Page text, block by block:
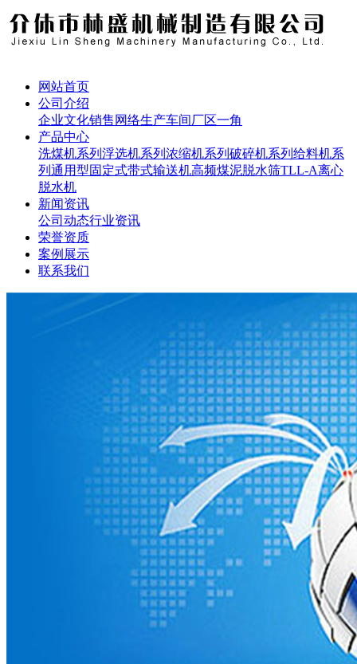
网站首页
公司介绍
企业文化销售网络生产车间厂区一角
产品中心
洗煤机系列 浮选机系列 浓缩机系列 破碎机系列 给料机系
列 通用型固定式带式输送机高频煤泥脱水筛TLL-A离心
脱水机
新闻资讯
公司动态行业资讯
荣誉资质
案例展示
联系我们